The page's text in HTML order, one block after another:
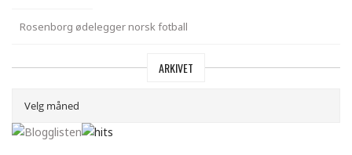
Rosenborg ødelegger norsk fotball
ARKIVET